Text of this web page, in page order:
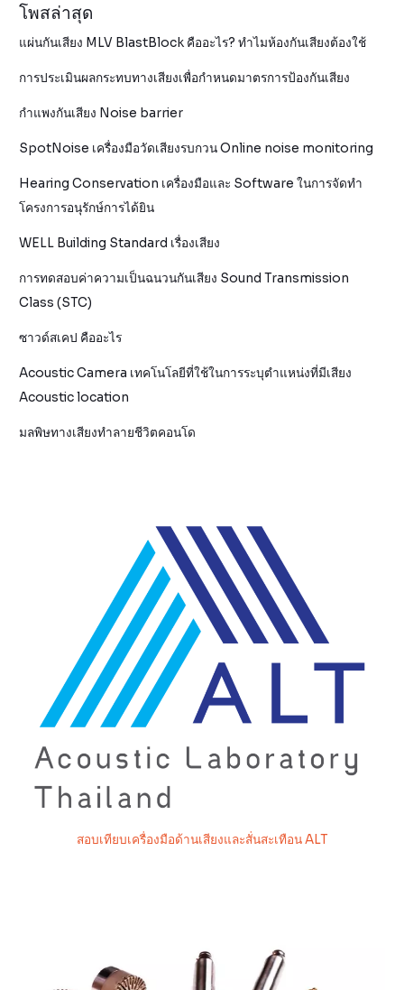
โพสล่าสุด
แผ่นกันเสียง MLV BlastBlock คืออะไร? ทำไมห้องกันเสียงต้องใช้
การประเมินผลกระทบทางเสียงเพื่อกำหนดมาตรการป้องกันเสียง
กำแพงกันเสียง Noise barrier
SpotNoise เครื่องมือวัดเสียงรบกวน Online noise monitoring
Hearing Conservation เครื่องมือและ Software ในการจัดทำ
โครงการอนุรักษ์การได้ยิน
WELL Building Standard เรื่องเสียง
การทดสอบค่าความเป็นฉนวนกันเสียง Sound Transmission
Class (STC)
ซาวด์สเคป คืออะไร
Acoustic Camera เทคโนโลยีที่ใช้ในการระบุตำแหน่งที่มีเสียง
Acoustic location
มลพิษทางเสียงทำลายชีวิตคอนโด
สอบเทียบเครื่องมือด้านเสียงและสั่นสะเทือน ALT